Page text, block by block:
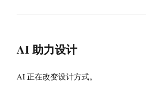
AI 助力设计
AI 正在改变设计方式。